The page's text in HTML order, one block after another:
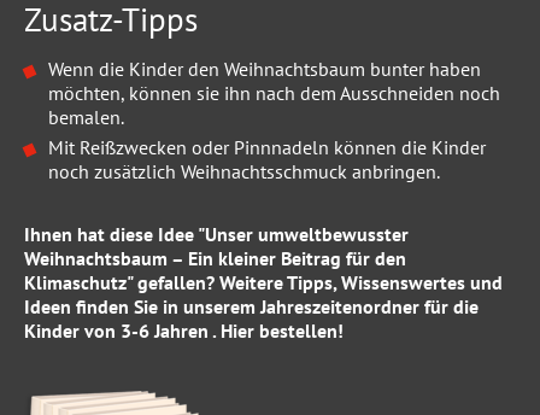
Zusatz-Tipps
Wenn die Kinder den Weihnachtsbaum bunter haben
möchten, können sie ihn nach dem Ausschneiden noch
bemalen.
Mit Reißzwecken oder Pinnnadeln können die Kinder
noch zusätzlich Weihnachtsschmuck anbringen.
Ihnen hat diese Idee "Unser umweltbewusster
Weihnachtsbaum – Ein kleiner Beitrag für den
Klimaschutz" gefallen? Weitere Tipps, Wissenswertes und
Ideen finden Sie in unseremJahreszeitenordner für die
Kinder von 3-6 Jahren . Hier bestellen!